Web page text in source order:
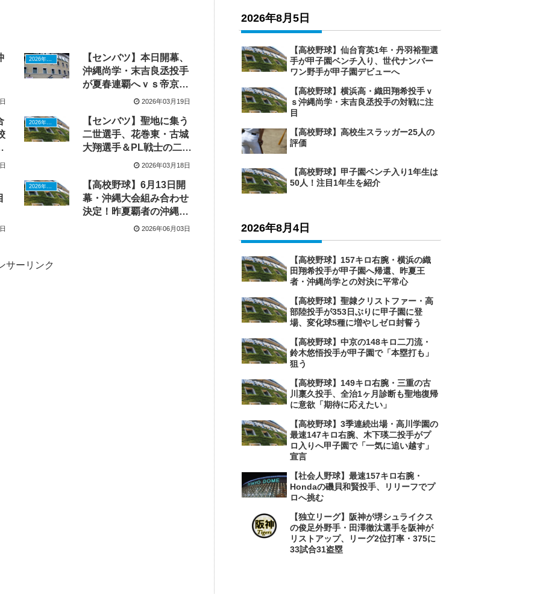
【センバツ】本日開幕、
沖縄尚学・末吉良丞投手
が夏春連覇へｖｓ帝京・
安藤丈二選手が「1番・
目指す
2026年03月19日
2026年ドラフトニュース
【センバツ】聖地に集う
二世選手、花巻東・古城
大翔選手＆PL戦士の二世
は対戦相手のユニフォー
2026年03月18日
【高校野球】6月13日開
幕・沖縄大会組み合わせ
決定！昨夏覇者の沖縄尚
学高はダブルエース健在
2026年06月03日
サーリンク
2026年8月5日
【高校野球】仙台育英1年・丹羽裕聖選
手が甲子園ベンチ入り、世代ナンバー
ワン野手が甲子園デビューへ
【高校野球】横浜高・織田翔希投手ｖ
ｓ沖縄尚学・末吉良丞投手の対戦に注
目
【高校野球】高校生スラッガー25人の
評価
【高校野球】甲子園ベンチ入り1年生は
50人！注目1年生を紹介
2026年8月4日
【高校野球】157キロ右腕・横浜の織
田翔希投手が甲子園へ帰還、昨夏王
者・沖縄尚学との対決に平常心
【高校野球】聖隷クリストファー・高
部陸投手が353日ぶりに甲子園に登
場、変化球5種に増やしゼロ封誓う
【高校野球】中京の148キロ二刀流・
鈴木悠悟投手が甲子園で「本塁打も」
狙う
【高校野球】149キロ右腕・三重の古
川稟久投手、全治1ヶ月診断も聖地復帰
に意欲「期待に応えたい」
【高校野球】3季連続出場・高川学園の
最速147キロ右腕、木下瑛二投手がプ
ロ入りへ甲子園で「一気に追い越す」
宣言
【社会人野球】最速157キロ右腕・
Hondaの磯貝和賢投手、リリーフでプ
ロへ挑む
【独立リーグ】阪神が堺シュライクス
の俊足外野手・田澤徹汰選手を阪神が
リストアップ、リーグ2位打率・375に
33試合31盗塁